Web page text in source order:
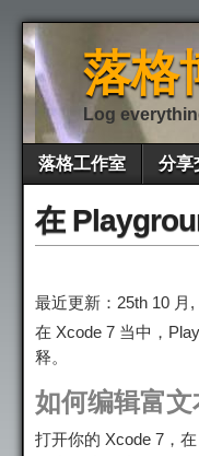
落格
Log
落格工作室 分享
在
最近更新：25th 10 月,
在 Xcode 7 当中，
释。
如何编辑富
打开你的 Xcode 7，